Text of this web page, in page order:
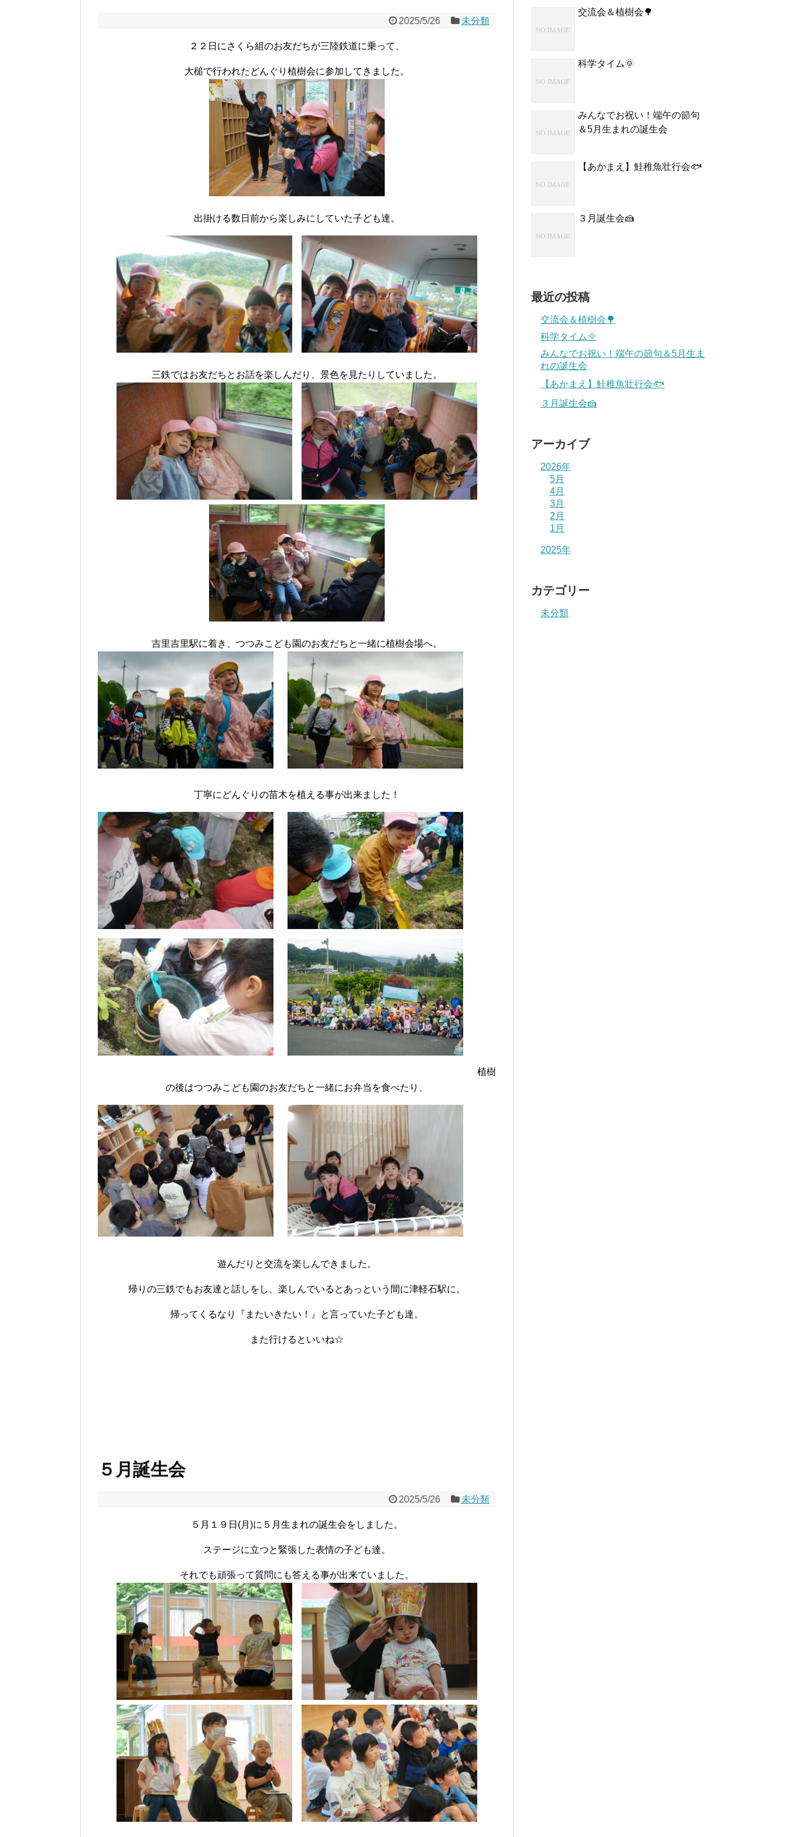
2025/5/26 未分類
２２日にさくら組のお友だちが三陸鉄道に乗って、
大槌で行われたどんぐり植樹会に参加してきました。
出掛ける数日前から楽しみにしていた子ども達。
三鉄ではお友だちとお話を楽しんだり、景色を見たりしていました。
吉里吉里駅に着き、つつみこども園のお友だちと一緒に植樹会場へ。
丁寧にどんぐりの苗木を植える事が出来ました！
植樹
の後はつつみこども園のお友だちと一緒にお弁当を食べたり、
遊んだりと交流を楽しんできました。
帰りの三鉄でもお友達と話しをし、楽しんでいるとあっという間に津軽石駅に。
帰ってくるなり『またいきたい！』と言っていた子ども達。
また行けるといいね☆
５月誕生会
2025/5/26 未分類
５月１９日(月)に５月生まれの誕生会をしました。
ステージに立つと緊張した表情の子ども達。
それでも頑張って質問にも答える事が出来ていました。
交流会＆植樹会🌳
科学タイム🌞
みんなでお祝い！端午の節句
＆5月生まれの誕生会
【あかまえ】鮭稚魚壮行会🐟
３月誕生会🍰
最近の投稿
交流会＆植樹会🌳
科学タイム🌞
みんなでお祝い！端午の節句＆5月生ま
れの誕生会
【あかまえ】鮭稚魚壮行会🐟
３月誕生会🍰
アーカイブ
2026年
5月
4月
3月
2月
1月
2025年
カテゴリー
未分類